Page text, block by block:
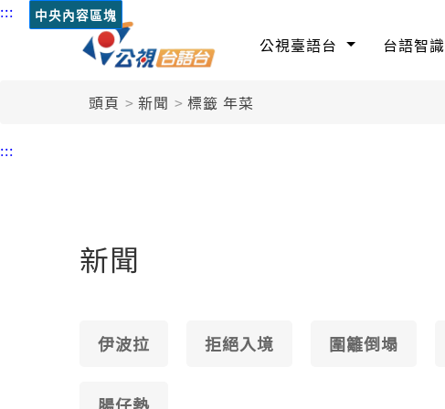
::: 中央內容區塊
公視臺語台 台語智識
頭頁 新聞 標籤 年菜
:::
新聞
伊波拉 拒絕入境 圍籬倒塌